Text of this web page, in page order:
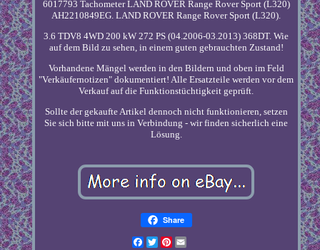
6017793 Tachometer LAND ROVER Range Rover Sport (L320)
AH2210849EG. LAND ROVER Range Rover Sport (L320).
3.6 TDV8 4WD 200 kW 272 PS (04.2006-03.2013) 368DT. Wie
auf dem Bild zu sehen, in einem guten gebrauchten Zustand!
Vorhandene Mängel werden in den Bildern und oben im Feld
"Verkäufernotizen" dokumentiert! Alle Ersatzteile werden vor dem
Verkauf auf die Funktionstüchtigkeit geprüft.
Sollte der gekaufte Artikel dennoch nicht funktionieren, setzen
Sie sich bitte mit uns in Verbindung - wir finden sicherlich eine
Lösung.
Share
Facebook
TwitterPinterest